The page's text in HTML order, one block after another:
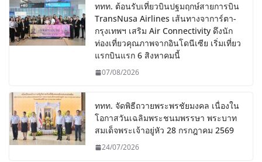
ททท. ต้อนรับเที่ยวบินปฐมฤกษ์สายการบิน
TransNusa Airlines เส้นทางจาการ์ตา-
กรุงเทพฯ เสริม Air Connectivity ดึงนัก
ท่องเที่ยวคุณภาพจากอินโดนีเซีย เริ่มเที่ยว
แรกบินแรก 6 สิงหาคมนี้
07/08/2026
ททท. จัดพิธีถวายพระพรชัยมงคล เนื่องใน
โอกาสวันเฉลิมพระชนมพรรษา พระบาท
สมเด็จพระเจ้าอยู่หัว 28 กรกฎาคม 2569
24/07/2026